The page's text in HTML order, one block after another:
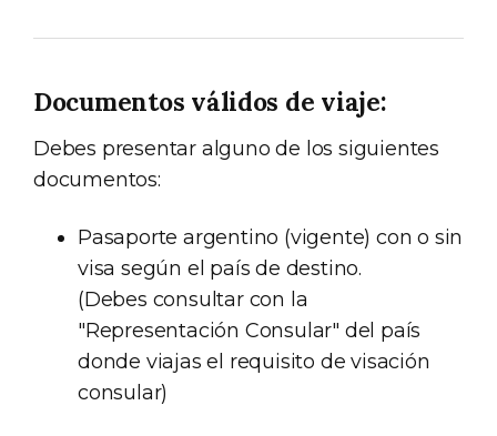
Documentos válidos de viaje:
Debes presentar alguno de los siguientes
documentos:
Pasaporte argentino (vigente) con o sin
visa según el país de destino.
(Debes consultar con la
"Representación Consular" del país
donde viajas el requisito de visación
consular)